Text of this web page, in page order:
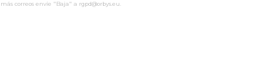
más correos envíe "Baja" a rgpd@orbys.eu.